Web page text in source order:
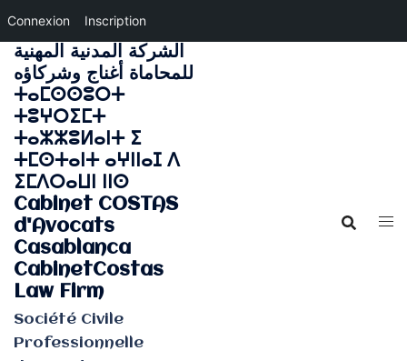
Connexion Inscription
Aller
au
contenu
الشركة المدنية المهنية
للمحاماة أغناج وشركاؤه
ⵜⴰⵎⵙⵙⵓⵔⵜ
ⵜⵓⵖⵔⵉⵎⵜ
ⵜⴰⵣⵣⵓⵍⴰⵏⵜ ⵉ
ⵜⵎⵙⵜⴰⵏⵜ ⴰⵖⵏⵏⴰⵊ ⴷ
ⵉⵎⴷⵔⴰⵡⵏ ⵏⵏⵙ
Cabinet COSTAS
d'Avocats
Casablanca
CabinetCostas
Law Firm
Société Civile
Professionnelle